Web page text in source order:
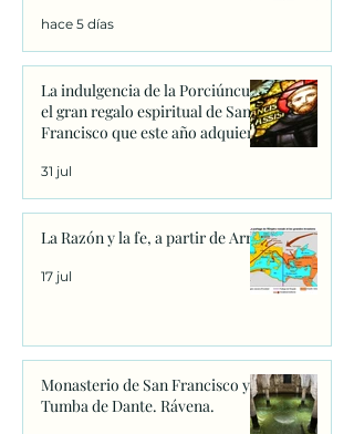
hace 5 días
La indulgencia de la Porciúncula:
el gran regalo espiritual de San
Francisco que este año adquiere
31 jul
La Razón y la fe, a partir de Arrio
17 jul
Monasterio de San Francisco y
Tumba de Dante. Rávena.